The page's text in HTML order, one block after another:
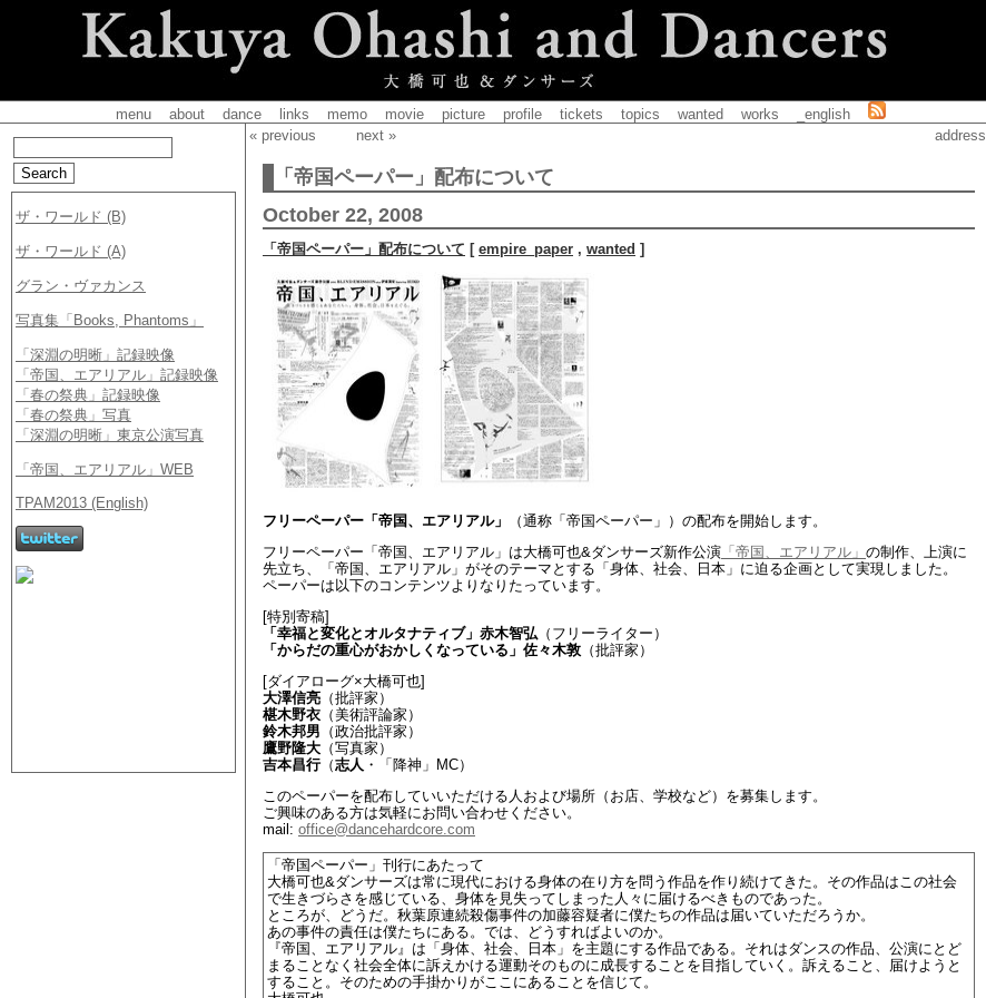
menu about dance links memo movie picture profile tickets topics wanted works
_english
« previous
next » address
「帝国ペーパー」配布について
October 22, 2008
「帝国ペーパー」配布について [ empire_paper , wanted ]
フリーペーパー「帝国、エアリアル」
（通称「帝国ペーパー」）の配布を開始します。
フリーペーパー「帝国、エアリアル」は大橋可也&ダンサーズ新作公演 「帝国、エアリアル」 の制作、上演に
先立ち、「帝国、エアリアル」がそのテーマとする「身体、社会、日本」に迫る企画として実現しました。
ペーパーは以下のコンテンツよりなりたっています。
[特別寄稿]
「幸福と変化とオルタナティブ」赤木智弘 （フリーライター）
「からだの重心がおかしくなっている」佐々木敦 （批評家）
[ダイアローグ×大橋可也]
大澤信亮 （批評家）
椹木野衣 （美術評論家）
鈴木邦男 （政治批評家）
鷹野隆大 （写真家）
吉本昌行（志人 ・「降神」MC）
このペーパーを配布していいただける人および場所（お店、学校など）を募集します。
ご興味のある方は気軽にお問い合わせください。
mail: office@dancehardcore.com
「帝国ペーパー」刊行にあたって
大橋可也&ダンサーズは常に現代における身体の在り方を問う作品を作り続けてきた。その作品はこの社会
で生きづらさを感じている、身体を見失ってしまった人々に届けるべきものであった。
ところが、どうだ。秋葉原連続殺傷事件の加藤容疑者に僕たちの作品は届いていただろうか。
あの事件の責任は僕たちにある。では、どうすればよいのか。
『帝国、エアリアル』は「身体、社会、日本」を主題にする作品である。それはダンスの作品、公演にとど
まることなく社会全体に訴えかける運動そのものに成長することを目指していく。訴えること、届けようと
すること。そのための手掛かりがここにあることを信じて。